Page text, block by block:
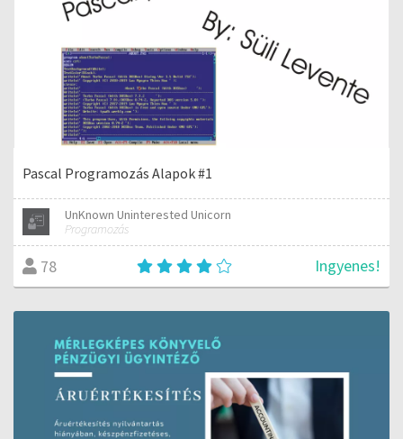
Pascal Programozás Alapok #1
UnKnown Uninterested Unicorn
Programozás
78 Ingyenes!